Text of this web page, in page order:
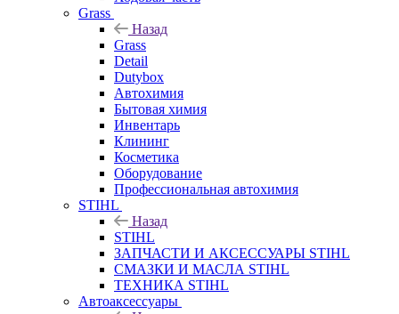
Grass
Назад
Grass
Detail
Dutybox
Автохимия
Бытовая химия
Инвентарь
Клининг
Косметика
Оборудование
Профессиональная автохимия
STIHL
Назад
STIHL
ЗАПЧАСТИ И АКСЕССУАРЫ STIHL
СМАЗКИ И МАСЛА STIHL
ТЕХНИКА STIHL
Автоаксессуары